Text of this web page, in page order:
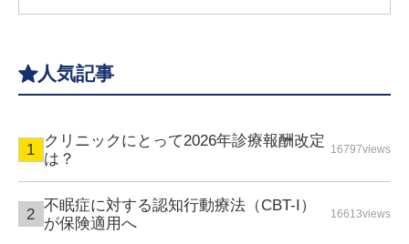
人気記事
クリニックにとって2026年診療報酬改定
は？
16797views
不眠症に対する認知行動療法（CBT-I）
が保険適用へ
16613views